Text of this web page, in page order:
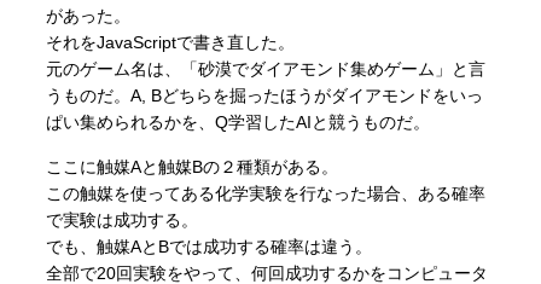
があった。
それをJavaScriptで書き直した。
元のゲーム名は、「砂漠でダイアモンド集めゲーム」と言
うものだ。A, Bどちらを掘ったほうがダイアモンドをいっ
ぱい集められるかを、Q学習したAIと競うものだ。
ここに触媒Aと触媒Bの２種類がある。
この触媒を使ってある化学実験を行なった場合、ある確率
で実験は成功する。
でも、触媒AとBでは成功する確率は違う。
全部で20回実験をやって、何回成功するかをコンピュータ